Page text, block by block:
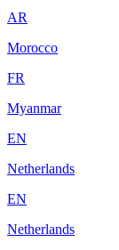
AR
Morocco
FR
Myanmar
EN
Netherlands
EN
Netherlands